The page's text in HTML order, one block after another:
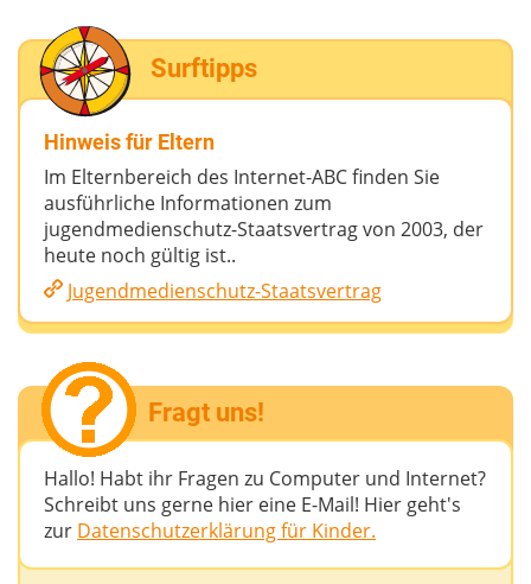
Surftipps
Hinweis für Eltern
Im Elternbereich des Internet-ABC finden Sie
ausführliche Informationen zum
jugendmedienschutz-Staatsvertrag von 2003, der
heute noch gültig ist..
Jugendmedienschutz-Staatsvertrag
Fragt uns!
Hallo! Habt ihr Fragen zu Computer und Internet?
Schreibt uns gerne hier eine E-Mail! Hier geht's
zur Datenschutzerklärung für Kinder.